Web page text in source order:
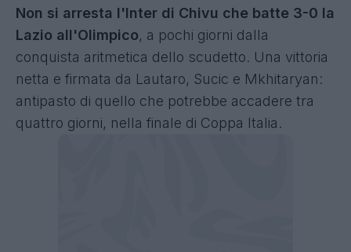
Non si arresta l'Inter di Chivu che batte 3-0 la
Lazio all'Olimpico, a pochi giorni dalla
conquista aritmetica dello scudetto. Una vittoria
netta e firmata da Lautaro, Sucic e Mkhitaryan:
antipasto di quello che potrebbe accadere tra
quattro giorni, nella finale di Coppa Italia.